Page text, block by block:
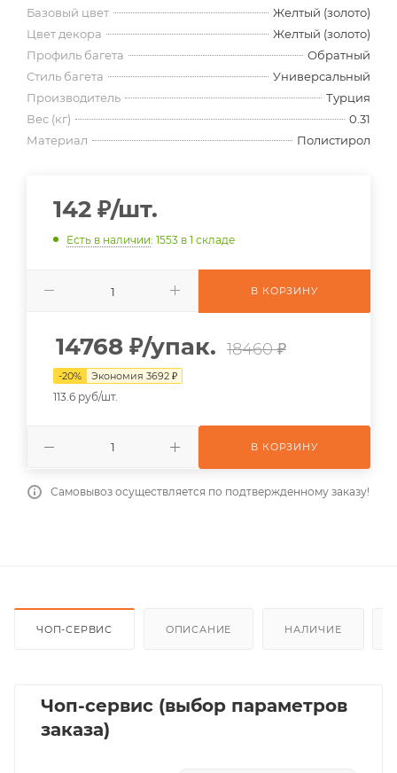
Базовый цвет
Желтый (золото)
Цвет декора
Желтый (золото)
Профиль багета
Обратный
Стиль багета
Универсальный
Производитель
Турция
Вес (кг)
0.31
Материал
Полистирол
142 ₽/шт.
Есть в наличии: 1553 в 1 складе
В КОРЗИНУ
14768 ₽/упак. 18460 ₽
-20% Экономия 3692 ₽
113.6 руб/шт.
В КОРЗИНУ
Самовывоз осуществляется по подтвержденному заказу!
ЧОП-СЕРВИС ОПИСАНИЕ НАЛИЧИЕ
Чоп-сервис (выбор параметров
заказа)